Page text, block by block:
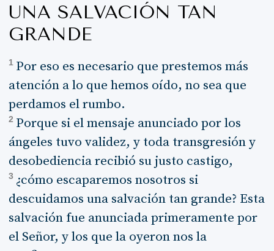
UNA SALVACIÓN TAN
GRANDE
1 Por eso es necesario que prestemos más
atención a lo que hemos oído, no sea que
perdamos el rumbo.
2 Porque si el mensaje anunciado por los
ángeles tuvo validez, y toda transgresión y
desobediencia recibió su justo castigo,
3 ¿cómo escaparemos nosotros si
descuidamos una salvación tan grande? Esta
salvación fue anunciada primeramente por
el Señor, y los que la oyeron nos la